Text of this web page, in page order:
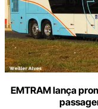
EMTRAM lança